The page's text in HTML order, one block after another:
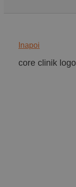
Programe
Inapoi
core clinik logo